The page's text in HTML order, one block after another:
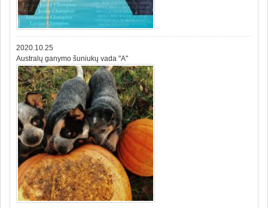
2020.10.25
Australų ganymo šuniukų vada "A"